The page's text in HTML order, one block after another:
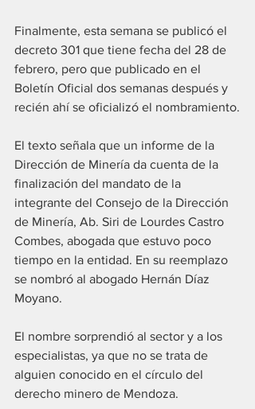
Finalmente, esta semana se publicó el
decreto 301 que tiene fecha del 28 de
febrero, pero que publicado en el
Boletín Oficial dos semanas después y
recién ahí se oficializó el nombramiento.
El texto señala que un informe de la
Dirección de Minería da cuenta de la
finalización del mandato de la
integrante del Consejo de la Dirección
de Minería, Ab. Siri de Lourdes Castro
Combes, abogada que estuvo poco
tiempo en la entidad. En su reemplazo
se nombró al abogado Hernán Díaz
Moyano.
El nombre sorprendió al sector y a los
especialistas, ya que no se trata de
alguien conocido en el círculo del
derecho minero de Mendoza.